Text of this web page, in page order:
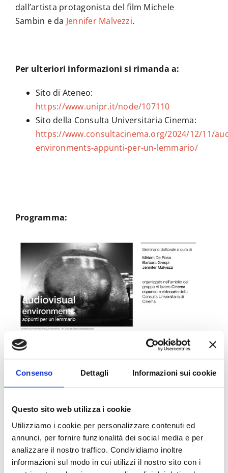
Consenso Dettagli Informazioni sui cookie
Questo sito web utilizza i cookie
Utilizziamo i cookie per personalizzare contenuti ed
annunci, per fornire funzionalità dei social media e per
analizzare il nostro traffico. Condividiamo inoltre
informazioni sul modo in cui utilizzi il nostro sito con i
dall’artista protagonista del film Michele
Sambin e da Jennifer Malvezzi.
Per ulteriori informazioni si rimanda a:
Sito di Ateneo:
https://www.unipr.it/node/107110
Sito della Consulta Universitaria Cinema:
https://www.consultacinema.org/2024/12/11/
environments-appunti-per-un-lemmario/
Programma: